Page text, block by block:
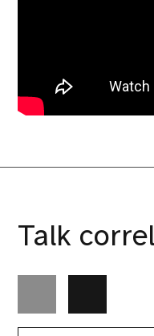
Talk
Accessibilità